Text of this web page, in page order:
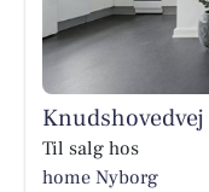
Til salg hos
home Nyborg